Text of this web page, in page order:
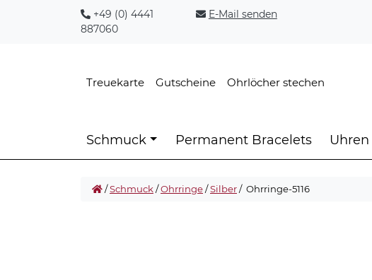
+49 (0) 4441
887060
E-Mail senden
Treuekarte Gutscheine Ohrlöcher stechen
Schmuck Permanent Bracelets Uhren
/Schmuck/Ohrringe/Silber/ Ohrringe-5116